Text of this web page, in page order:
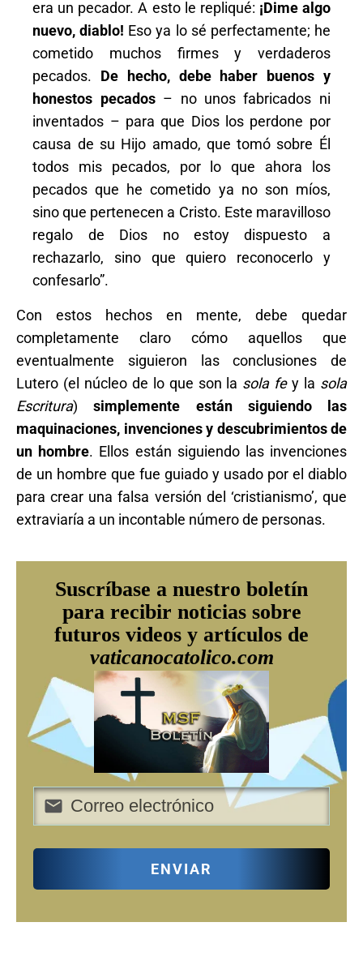
era un pecador. A esto le repliqué: ¡Dime algo
nuevo, diablo! Eso ya lo sé perfectamente; he
cometido muchos firmes y verdaderos
pecados. De hecho, debe haber buenos y
honestos pecados– no unos fabricados ni
inventados – para que Dios los perdone por
causa de su Hijo amado, que tomó sobre Él
todos mis pecados, por lo que ahora los
pecados que he cometido ya no son míos,
sino que pertenecen a Cristo. Este maravilloso
regalo de Dios no estoy dispuesto a
rechazarlo, sino que quiero reconocerlo y
confesarlo”.
Con estos hechos en mente, debe quedar
completamente claro cómo aquellos que
eventualmente siguieron las conclusiones de
Lutero (el núcleo de lo que son la sola fey la sola
Escritura)simplemente están siguiendo las
maquinaciones, invenciones y descubrimientos de
un hombre. Ellos están siguiendo las invenciones
de un hombre que fue guiado y usado por el diablo
para crear una falsa versión del ‘cristianismo’, que
extraviaría a un incontable número de personas.
Suscríbase a nuestro boletín
para recibir noticias sobre
futuros videos y artículos de
vaticanocatolico.com
ENVIAR